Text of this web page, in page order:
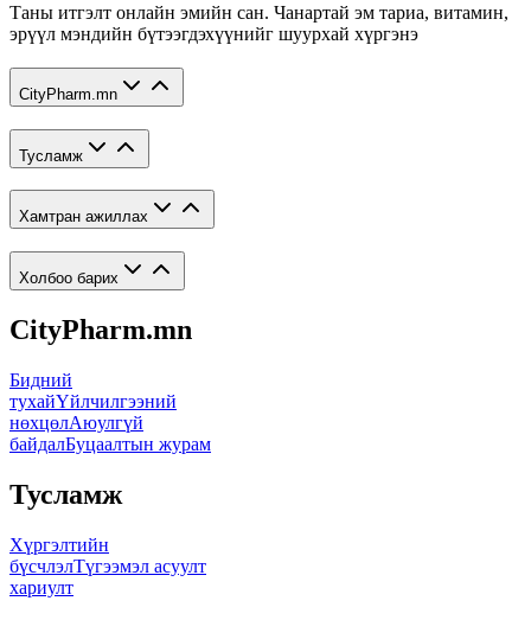
Таны итгэлт онлайн эмийн сан. Чанартай эм тариа, витамин,
эрүүл мэндийн бүтээгдэхүүнийг шуурхай хүргэнэ
CityPharm.mn
Тусламж
Хамтран ажиллах
Холбоо барих
CityPharm.mn
Бидний
тухайҮйлчилгээний
нөхцөлАюулгүй
байдалБуцаалтын журам
Тусламж
Хүргэлтийн
бүсчлэлТүгээмэл асуулт
хариулт